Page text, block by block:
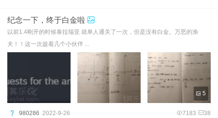
纪念一下，终于白金啦
以前1.4刚开的时候泰拉瑞亚 就单人通关了一次，但是没有白金。万恶的渔
夫！！这一次趁着几个小伙伴 ...
5
980286 2022-9-26 7183 38